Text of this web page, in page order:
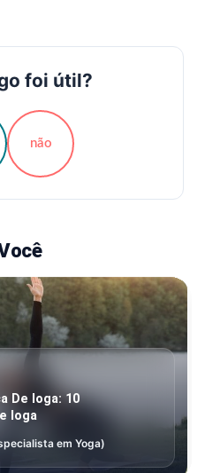
foi útil?
não
De Ioga: 10
Ioga
em Yoga)